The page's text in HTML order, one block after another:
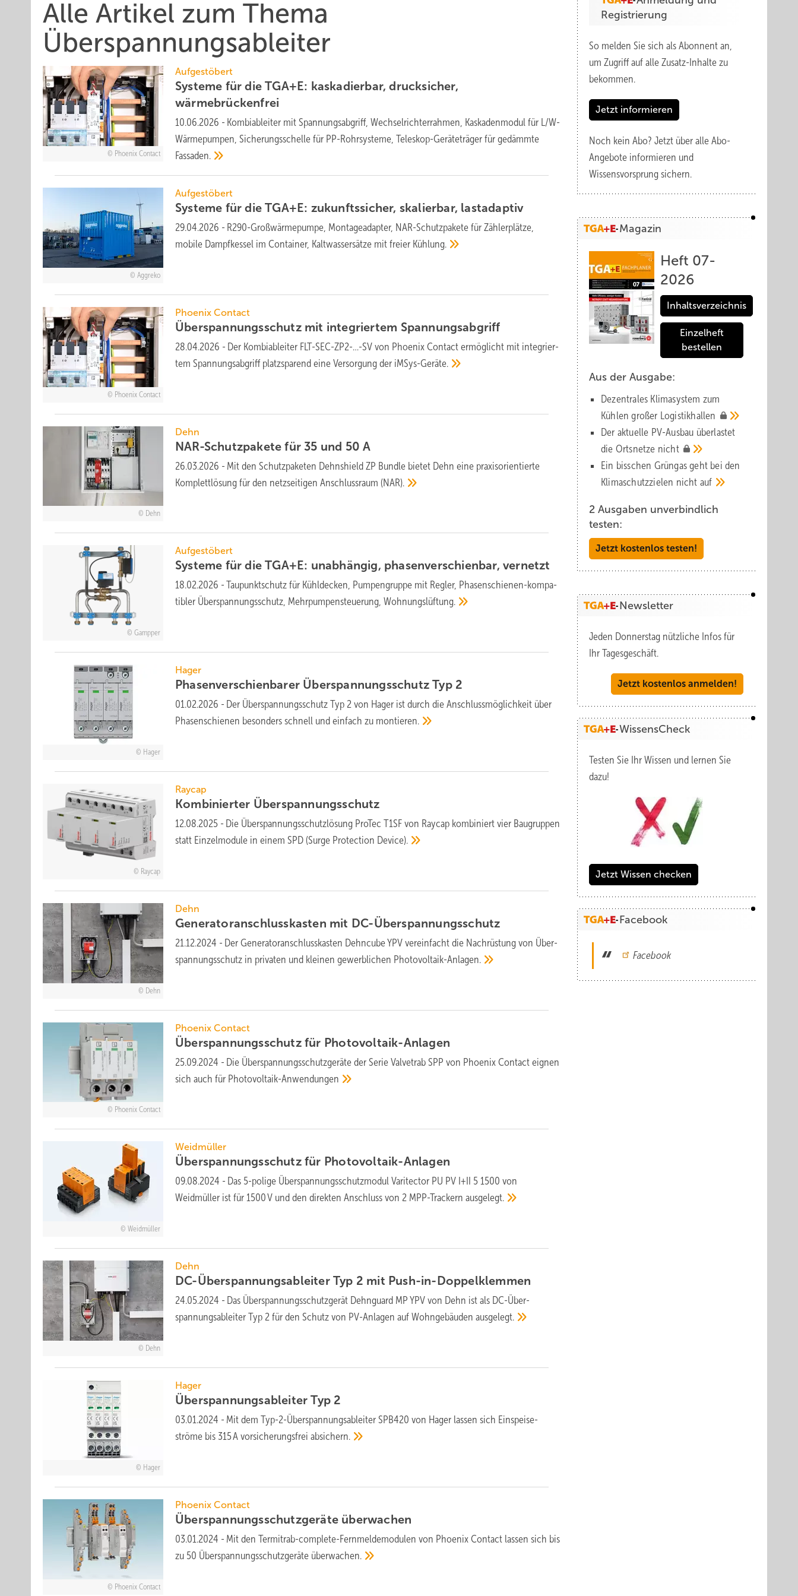
Alle Artikel zum Thema
Überspannungsableiter
Phoenix Contact
Aufgestöbert
Systeme für die TGA+E: kas­ka­dier­bar, druck­si­cher,
wär­me­brü­cken­frei
10.06.2026 - Kombiableiter mit Spannungsabgriff, Wechselrichterrahmen, Kaskadenmodul für L/W-
Wärmepumpen, Sicherungsschelle für PP-Rohrsysteme, Teleskop-Geräteträger für gedämmte
Fassaden.
Aggreko
Aufgestöbert
Systeme für die TGA+E: zu­kunfts­si­cher, ska­lier­bar, last­ad­ap­tiv
29.04.2026 - R290-Großwärmepumpe, Montageadapter, NAR-Schutzpakete für Zählerplätze,
mobile Dampfkessel im Container, Kaltwassersätze mit freier Kühlung.
Phoenix Contact
Phoenix Contact
Überspannungsschutz mit inte­grier­tem Spannungs­abgriff
28.04.2026 - Der Kombiableiter FLT-SEC-ZP2-…-SV von Phoenix Contact er­mög­licht mit inte­grier­
tem Spannungs­ab­griff platz­spa­rend eine Ver­sor­gung der iMSys-Geräte.
Dehn
Dehn
NAR-Schutzpakete für 35 und 50A
26.03.2026 - Mit den Schutzpaketen Dehnshield ZP Bundle bietet Dehn eine praxis­orien­tierte
Komplett­lö­sung für den netz­sei­ti­gen An­schluss­raum(NAR).
Gampper
Aufgestöbert
Systeme für die TGA+E: unab­hängig, pha­sen­ver­schien­bar,ver­netzt
18.02.2026 - Taupunktschutz für Kühl­decken, Pum­pen­gruppe mit Reg­ler, Pha­sen­schie­nen-­kom­pa­
tib­ler Über­span­nungs­schutz, Mehr­pum­pen­steue­rung,Woh­nungs­lüf­tung.
Hager
Hager
Phasenverschienbarer Überspannungsschutz Typ 2
01.02.2026 - Der Überspannungs­schutz Typ 2 von Hager ist durch die An­schluss­möglich­keit über
Phasen­schienen be­son­ders schnell und einfach zu mon­tieren.
Raycap
Raycap
Kombinierter Überspannungsschutz
12.08.2025 - Die Überspannungs­schutz­lösung ProTec T1SF von Raycap kom­bi­niert vier Bau­grup­pen
statt Einzel­modu­le in ei­nem SPD (Surge Protection Device).
Dehn
Dehn
Generator­anschluss­kasten mit DC-Über­spannungs­schutz
21.12.2024 - Der Generator­anschluss­kasten Dehncube YPV vereinfacht die Nach­rüstung von Über­
spannungs­schutz in privaten und klei­nen gewerb­lichen Photo­voltaik-Anlagen.
Phoenix Contact
Phoenix Contact
Überspannungsschutz für Photovoltaik-Anlagen
25.09.2024 - Die Über­spannungs­schutz­geräte der Serie Valvetrab SPP von Phoenix Contact eignen
sich auch für Photo­voltaik-Anwen­dungen
Weidmüller
Weidmüller
Überspannungsschutz für Photovoltaik-Anlagen
09.08.2024 - Das 5-polige Überspannungsschutzmodul Varitector PU PV I+II 5 1500 von
Weidmüller ist für 1500 V und den direkten Anschluss von 2 MPP-Trackernausgelegt.
Dehn
Dehn
DC-Überspannungsableiter Typ 2 mit Push-in-Doppelklemmen
24.05.2024 - Das Über­spannungs­schutz­gerät Dehnguard MP YPV von Dehn ist als DC-Über­
spannungs­ableiter Typ 2 für den Schutz von PV-Anlagen auf Wohn­ge­bäudenaus­gelegt.
Hager
Hager
Überspannungsableiter Typ 2
03.01.2024 - Mit dem Typ-2-Über­spannungsableiter SPB420 von Hager lassen sich Ein­speise­
ströme bis 315 A vor­sicherungs­freiabsichern.
Phoenix Contact
Phoenix Contact
Überspannungsschutzgeräte überwachen
03.01.2024 - Mit den Termitrab-complete-Fernmelde­modulen von Phoenix Contact lassen sich bis
zu 50 Über­spannungs­schutz­geräte überwachen.
Registrierung
So melden Sie sich als Abonnent an,
um Zugriff auf alle Zusatz-Inhalte zu
bekommen.
Jetzt informieren
Noch kein Abo? Jetzt über alle Abo-
Angebote informieren und
Wissensvorsprung sichern.
Magazin
Heft 07-
2026
Inhaltsverzeichnis
Einzelheft
bestellen
Aus der Ausgabe:
Dezentrales Klimasystem zum
Kühlen großer Logistik­hallen
Der aktuelle PV-Ausbau über­lastet
die Orts­netze nicht
Ein bisschen Grüngas geht bei den
Klima­schutz­zielen nicht auf
2 Ausgaben unverbindlich
testen:
Jetzt kostenlos testen!
Newsletter
Jeden Donnerstag nützliche Infos für
Ihr Tagesgeschäft.
Jetzt kostenlos anmelden!
WissensCheck
Testen Sie Ihr Wissen und lernen Sie
dazu!
Jetzt Wissen checken
Facebook
Facebook